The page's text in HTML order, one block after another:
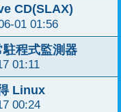
CD(SLAX)
01 01:56
程式監測器
01:11
Linux
00:24